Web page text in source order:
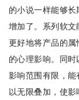
的小说一样能够
增加了。系列软
更好地将产品的
的心理影响。同
影响范围有限，
以无限叠加，使